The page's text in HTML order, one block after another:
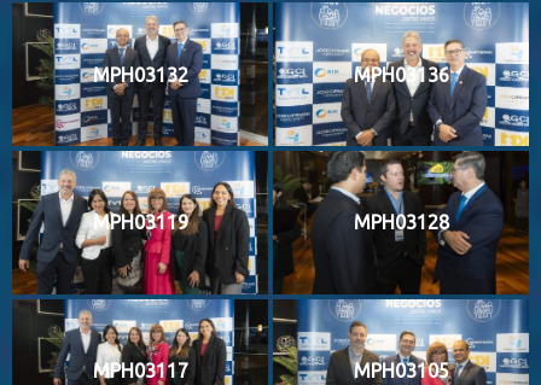
MPH03132 MPH03136
MPH03119 MPH03128
MPH03117 MPH03105